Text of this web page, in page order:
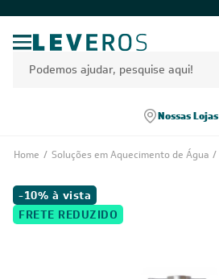
Nossas Lojas
Home / Soluções em Aquecimento de Água /
-10% à vista
FRETE REDUZIDO